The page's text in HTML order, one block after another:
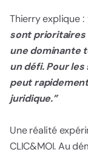
Thierry explique :
sont prioritaires
une dominante
un défi. Pour les
peut
juridique.”
Une réalité
CLIC&MOI. Au